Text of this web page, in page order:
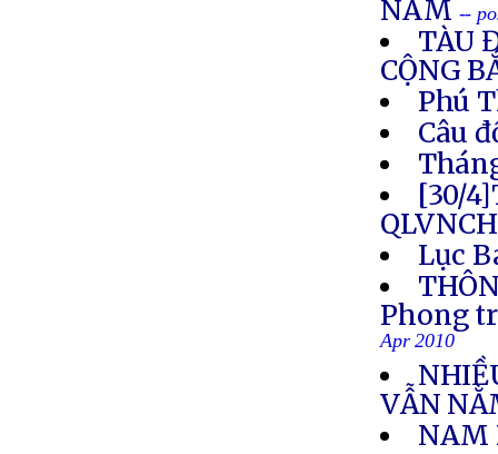
NAM --
TÀU
CỘNG
Phú
Câu
[30/
QLVNCH
Lục
Phong
Apr 2010
VẪN
NAM